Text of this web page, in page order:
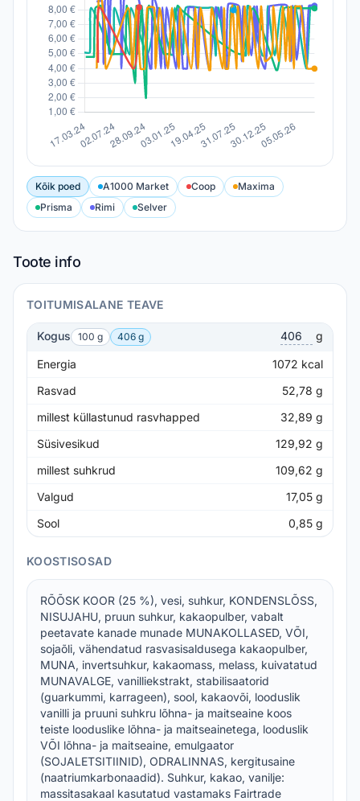
Kõik poed A1000 Market Coop
Maxima
Prisma
Rimi Selver
Toote info
TOITUMISALANE TEAVE
Kogus 100 g 406 g g
Energia 1072 kcal
Rasvad
52,78 g
millest küllastunud rasvhapped
32,89 g
Süsivesikud
129,92 g
millest suhkrud
109,62 g
Valgud
17,05 g
Sool
0,85 g
KOOSTISOSAD
RÕÕSK KOOR (25 %), vesi, suhkur, KONDENSLÕSS,
NISUJAHU, pruun suhkur, kakaopulber, vabalt
peetavate kanade munade MUNAKOLLASED, VÕI,
sojaõli, vähendatud rasvasisaldusega kakaopulber,
MUNA, invertsuhkur, kakaomass, melass, kuivatatud
MUNAVALGE, vanilliekstrakt, stabilisaatorid
(guarkummi, karrageen), sool, kakaovõi, looduslik
vanilli ja pruuni suhkru lõhna- ja maitseaine koos
teiste looduslike lõhna- ja maitseainetega, looduslik
VÕI lõhna- ja maitseaine, emulgaator
(SOJALETSITIINID), ODRALINNAS, kergitusaine
(naatriumkarbonaadid). Suhkur, kakao, vanilje:
massitasakaal kasutatud vastamaks Fairtrade